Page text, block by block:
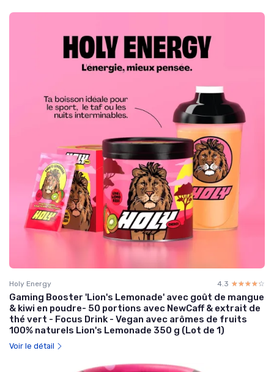
Holy Energy 4.3 ☆☆☆☆☆
★★★★★
Gaming Booster 'Lion's Lemonade' avec goût de mangue
& kiwi en poudre- 50 portions avec NewCaff & extrait de
thé vert - Focus Drink - Vegan avec arômes de fruits
100% naturels Lion's Lemonade 350 g (Lot de 1)
Voir le détail